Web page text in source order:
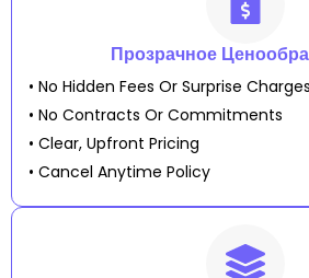
Прозрачное
• No Hidden Fees Or Surprise Charges
• No Contracts Or Commitments
• Clear, Upfront Pricing
• Cancel Anytime Policy